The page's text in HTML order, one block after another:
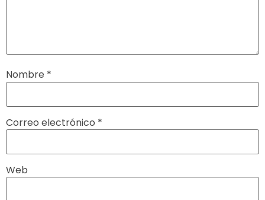
Nombre *
Correo electrónico *
Web